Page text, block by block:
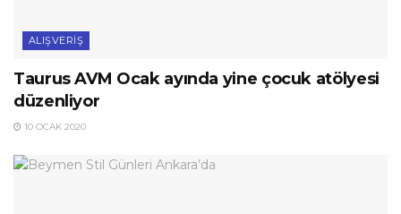
ALIŞVERIŞ
Taurus AVM Ocak ayında yine çocuk atölyesi
düzenliyor
10 OCAK 2020